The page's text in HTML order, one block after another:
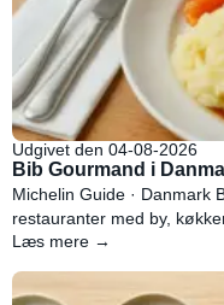
Udgivet den 04-08-2026
Bib Gourmand i
Michelin Guide · Danmark
restauranter med by,
Læs mere →